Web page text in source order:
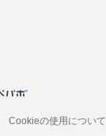
Cookieの使用について